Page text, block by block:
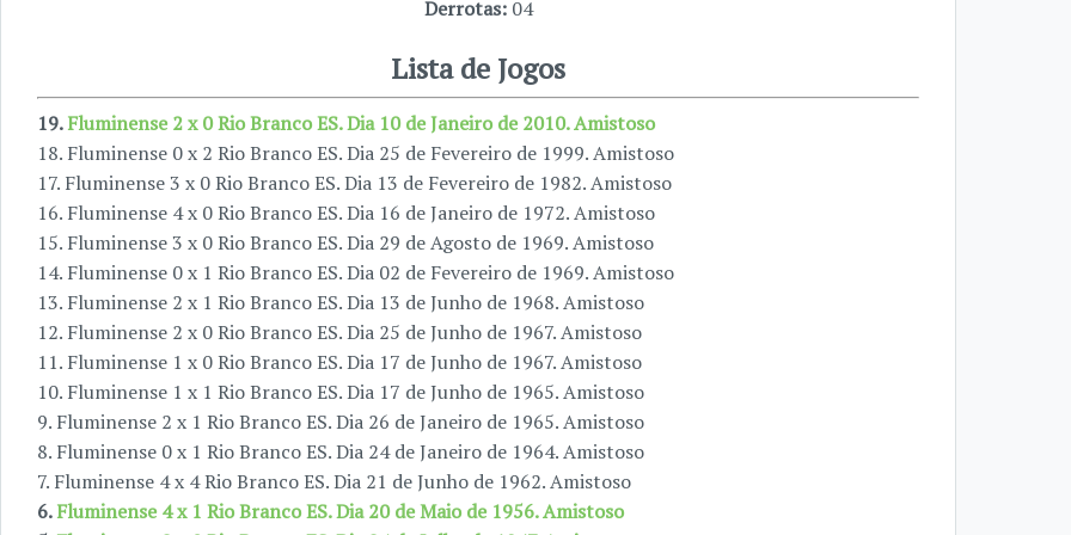
Derrotas:04
Lista de Jogos
19.Fluminense 2 x 0 Rio Branco ES. Dia 10 de Janeiro de 2010. Amistoso
18. Fluminense 0 x 2 Rio Branco ES. Dia 25 de Fevereiro de 1999. Amistoso
17. Fluminense 3 x 0 Rio Branco ES. Dia 13 de Fevereiro de 1982. Amistoso
16. Fluminense 4 x 0 Rio Branco ES. Dia 16 de Janeiro de 1972. Amistoso
15. Fluminense 3 x 0 Rio Branco ES. Dia 29 de Agosto de 1969. Amistoso
14. Fluminense 0 x 1 Rio Branco ES. Dia 02 de Fevereiro de 1969. Amistoso
13. Fluminense 2 x 1 Rio Branco ES. Dia 13 de Junho de 1968. Amistoso
12. Fluminense 2 x 0 Rio Branco ES. Dia 25 de Junho de 1967. Amistoso
11. Fluminense 1 x 0 Rio Branco ES. Dia 17 de Junho de 1967. Amistoso
10. Fluminense 1 x 1 Rio Branco ES. Dia 17 de Junho de 1965. Amistoso
9. Fluminense 2 x 1 Rio Branco ES. Dia 26 de Janeiro de 1965. Amistoso
8. Fluminense 0 x 1 Rio Branco ES. Dia 24 de Janeiro de 1964. Amistoso
7. Fluminense 4 x 4 Rio Branco ES. Dia 21 de Junho de 1962. Amistoso
6.Fluminense 4 x 1 Rio Branco ES. Dia 20 de Maio de 1956. Amistoso